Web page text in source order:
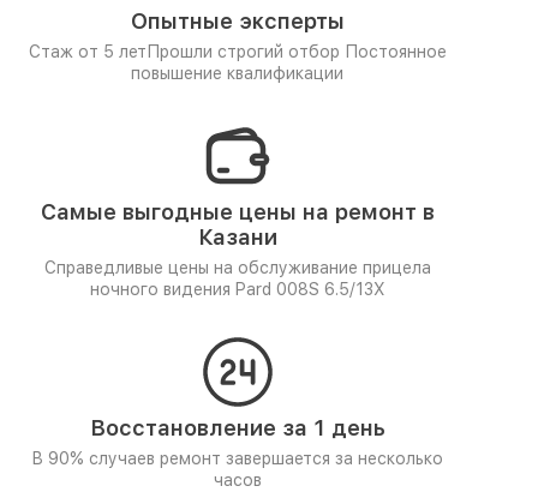
Опытные эксперты
Стаж от 5 лет Прошли строгий отбор Постоянное
повышение квалификации
Самые выгодные цены на ремонт в
Казани
Справедливые цены на обслуживание прицела
ночного видения Pard 008S 6.5/13X
Восстановление за 1 день
В 90% случаев ремонт завершается за несколько
часов